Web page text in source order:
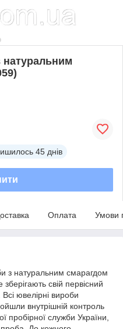
натуральним
45 днів
Оплата Умови
з натуральним смарагдом
свій первісний
ювелірні вироби
внутрішній контроль
пробірної служби України,